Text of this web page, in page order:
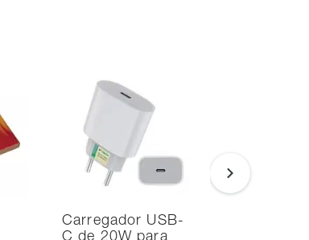
Carregador USB-